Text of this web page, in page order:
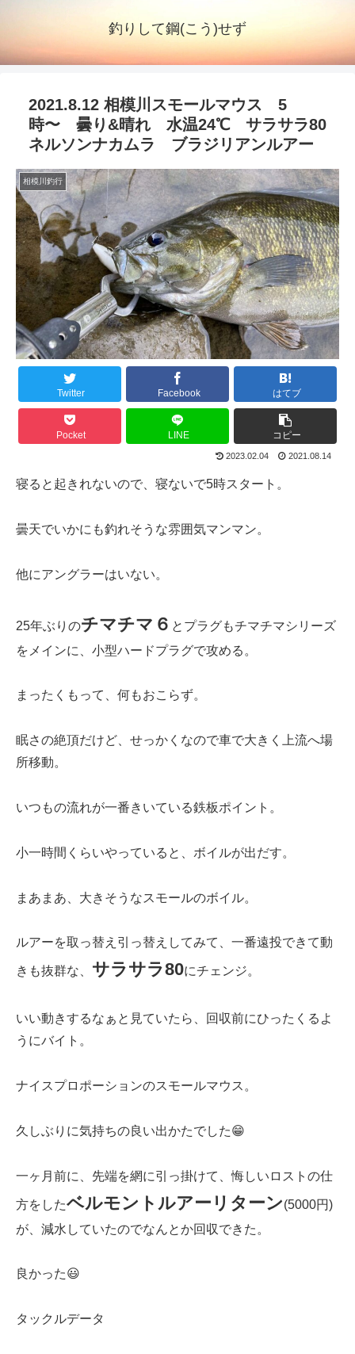
釣りして鋼(こう)せず
2021.8.12 相模川スモールマウス 5
時〜 曇り&晴れ 水温24℃ サラサラ80
ネルソンナカムラ ブラジリアンルアー
相模川釣行
Twitter Facebook はてブ
Pocket LINE コピー
2023.02.04 2021.08.14
寝ると起きれないので、寝ないで5時スタート。
曇天でいかにも釣れそうな雰囲気マンマン。
他にアングラーはいない。
25年ぶりのチマチマ６ とプラグもチマチマシリーズ
をメインに、小型ハードプラグで攻める。
まったくもって、何もおこらず。
眠さの絶頂だけど、せっかくなので車で大きく上流へ場
所移動。
いつもの流れが一番きいている鉄板ポイント。
小一時間くらいやっていると、ボイルが出だす。
まあまあ、大きそうなスモールのボイル。
ルアーを取っ替え引っ替えしてみて、一番遠投できて動
きも抜群な、 サラサラ80にチェンジ。
いい動きするなぁと見ていたら、回収前にひったくるよ
うにバイト。
ナイスプロポーションのスモールマウス。
久しぶりに気持ちの良い出かたでした😁
一ヶ月前に、先端を網に引っ掛けて、悔しいロストの仕
方をしたベルモントルアーリターン(5000円)
が、減水していたのでなんとか回収できた。
良かった😃
タックルデータ